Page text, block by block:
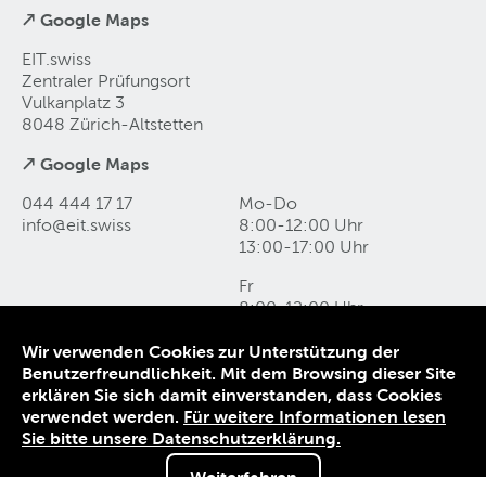
↗ Google Maps
EIT.swiss
Zentraler Prüfungsort
Vulkanplatz 3
8048 Zürich-Altstetten
↗ Google Maps
044 444 17 17
info@eit swiss
Mo-Do
8:00-12:00 Uhr
13:00-17:00 Uhr
Fr
8:00-12:00 Uhr
Kontakt und Anfahrt
Datenschutz
Impressum
AGB
Wir verwenden Cookies zur Unterstützung der
Benutzerfreundlichkeit. Mit dem Browsing dieser Site
erklären Sie sich damit einverstanden, dass Cookies
verwendet werden. Für weitere Informationen lesen
Sie bitte unsere Datenschutzerklärung.